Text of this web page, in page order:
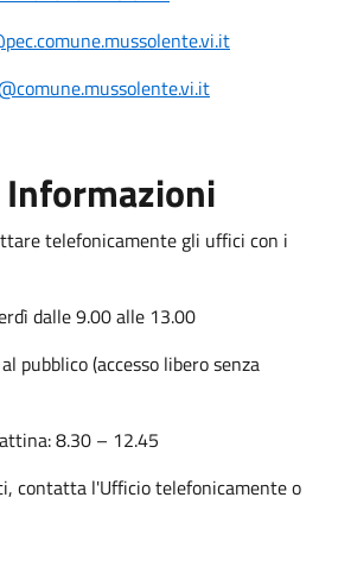
telefonicamente gli uffici con i
dalle 9.00 alle 13.00
pubblico (accesso libero senza
8.30 – 12.45
contatta l'Ufficio telefonicamente o